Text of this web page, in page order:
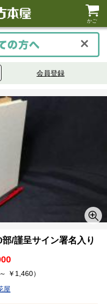
かご
会員登録
/謹呈サイン署名入り
￥1,460）
屋